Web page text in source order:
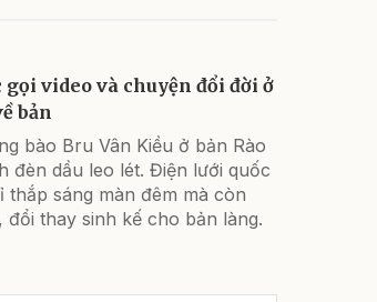
gọi video và chuyện đổi đời ở
bản
bào Bru Vân Kiều ở bản Rào
đèn dầu leo lét. Điện lưới quốc
thắp sáng màn đêm mà còn
thay sinh kế cho bản làng.